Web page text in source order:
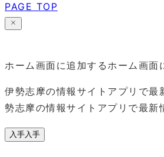
PAGE TOP
ホーム画面に追加するホーム画面
伊勢志摩の情報サイトアプリで最
勢志摩の情報サイトアプリで最新
入手入手